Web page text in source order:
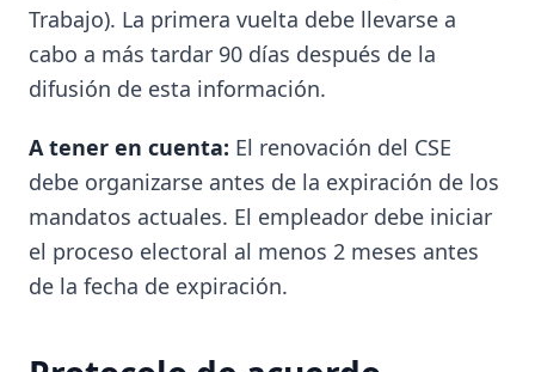
Trabajo). La primera vuelta debe llevarse a
cabo a más tardar 90 días después de la
difusión de esta información.
A tener en cuenta: El renovación del CSE
debe organizarse antes de la expiración de los
mandatos actuales. El empleador debe iniciar
el proceso electoral al menos 2 meses antes
de la fecha de expiración.